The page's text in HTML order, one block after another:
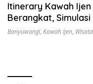
Itinerary Kawah
Berangkat,
Banyuwangi, Kawah Ijen,